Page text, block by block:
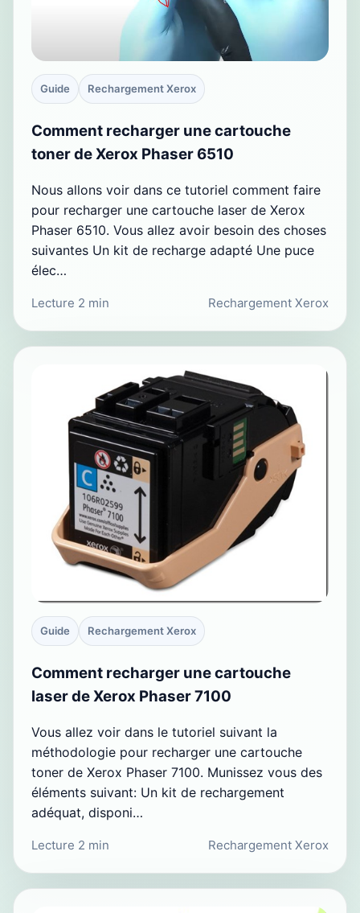
Guide Rechargement Xerox
Comment recharger une cartouche
toner de Xerox Phaser 6510
Nous allons voir dans ce tutoriel comment faire
pour recharger une cartouche laser de Xerox
Phaser 6510. Vous allez avoir besoin des choses
suivantes Un kit de recharge adapté Une puce
élec…
Lecture 2 min Rechargement Xerox
Guide Rechargement Xerox
Comment recharger une cartouche
laser de Xerox Phaser 7100
Vous allez voir dans le tutoriel suivant la
méthodologie pour recharger une cartouche
toner de Xerox Phaser 7100. Munissez vous des
éléments suivant: Un kit de rechargement
adéquat, disponi…
Lecture 2 min Rechargement Xerox